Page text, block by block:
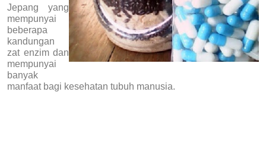
Jepang yang
mempunyai
beberapa
kandungan
zat enzim dan
mempunyai
banyak
manfaat bagi kesehatan tubuh manusia.